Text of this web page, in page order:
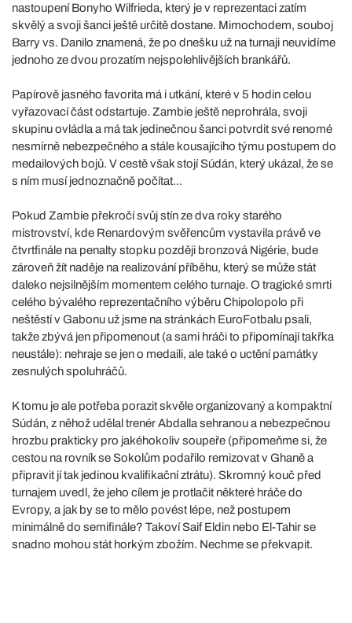
nastoupení Bonyho Wilfrieda, který je v reprezentaci zatím
skvělý a svoji šanci ještě určitě dostane. Mimochodem, souboj
Barry vs. Danilo znamená, že po dnešku už na turnaji neuvidíme
jednoho ze dvou prozatím nejspolehlivějších brankářů.
Papírově jasného favorita má i utkání, které v 5 hodin celou
vyřazovací část odstartuje. Zambie ještě neprohrála, svoji
skupinu ovládla a má tak jedinečnou šanci potvrdit své renomé
nesmírně nebezpečného a stále kousajícího týmu postupem do
medailových bojů. V cestě však stojí Súdán, který ukázal, že se
s ním musí jednoznačně počítat...
Pokud Zambie překročí svůj stín ze dva roky starého
mistrovství, kde Renardovým svěřencům vystavila právě ve
čtvrtfinále na penalty stopku později bronzová Nigérie, bude
zároveň žít naděje na realizování příběhu, který se může stát
daleko nejsilnějším momentem celého turnaje. O tragické smrti
celého bývalého reprezentačního výběru Chipolopolo při
neštěstí v Gabonu už jsme na stránkách EuroFotbalu psali,
takže zbývá jen připomenout (a sami hráči to připomínají takřka
neustále): nehraje se jen o medaili, ale také o uctění památky
zesnulých spoluhráčů.
K tomu je ale potřeba porazit skvěle organizovaný a kompaktní
Súdán, z něhož udělal trenér Abdalla sehranou a nebezpečnou
hrozbu prakticky pro jakéhokoliv soupeře (připomeňme si, že
cestou na rovník se Sokolům podařilo remizovat v Ghaně a
připravit jí tak jedinou kvalifikační ztrátu). Skromný kouč před
turnajem uvedl, že jeho cílem je protlačit některé hráče do
Evropy, a jak by se to mělo povést lépe, než postupem
minimálně do semifinále? Takoví Saif Eldin nebo El-Tahir se
snadno mohou stát horkým zbožím. Nechme se překvapit.